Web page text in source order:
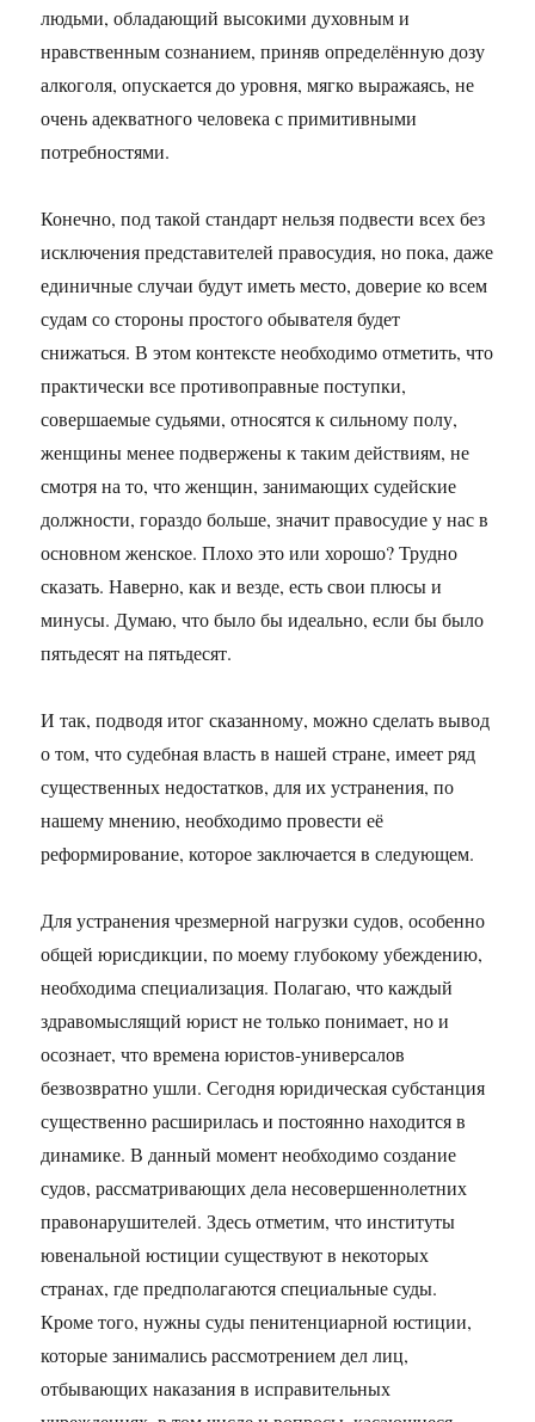
людьми, обладающий высокими духовным и
нравственным сознанием, приняв определённую дозу
алкоголя, опускается до уровня, мягко выражаясь, не
очень адекватного человека с примитивными
потребностями.
Конечно, под такой стандарт нельзя подвести всех без
исключения представителей правосудия, но пока, даже
единичные случаи будут иметь место, доверие ко всем
судам со стороны простого обывателя будет
снижаться. В этом контексте необходимо отметить, что
практически все противоправные поступки,
совершаемые судьями, относятся к сильному полу,
женщины менее подвержены к таким действиям, не
смотря на то, что женщин, занимающих судейские
должности, гораздо больше, значит правосудие у нас в
основном женское. Плохо это или хорошо? Трудно
сказать. Наверно, как и везде, есть свои плюсы и
минусы. Думаю, что было бы идеально, если бы было
пятьдесят на пятьдесят.
И так, подводя итог сказанному, можно сделать вывод
о том, что судебная власть в нашей стране, имеет ряд
существенных недостатков, для их устранения, по
нашему мнению, необходимо провести её
реформирование, которое заключается в следующем.
Для устранения чрезмерной нагрузки судов, особенно
общей юрисдикции, по моему глубокому убеждению,
необходима специализация. Полагаю, что каждый
здравомыслящий юрист не только понимает, но и
осознает, что времена юристов-универсалов
безвозвратно ушли. Сегодня юридическая субстанция
существенно расширилась и постоянно находится в
динамике. В данный момент необходимо создание
судов, рассматривающих дела несовершеннолетних
правонарушителей. Здесь отметим, что институты
ювенальной юстиции существуют в некоторых
странах, где предполагаются специальные суды.
Кроме того, нужны суды пенитенциарной юстиции,
которые занимались рассмотрением дел лиц,
отбывающих наказания в исправительных